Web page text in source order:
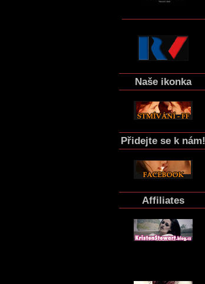
Naše ikonka
Přidejte se k nám!
Affiliates